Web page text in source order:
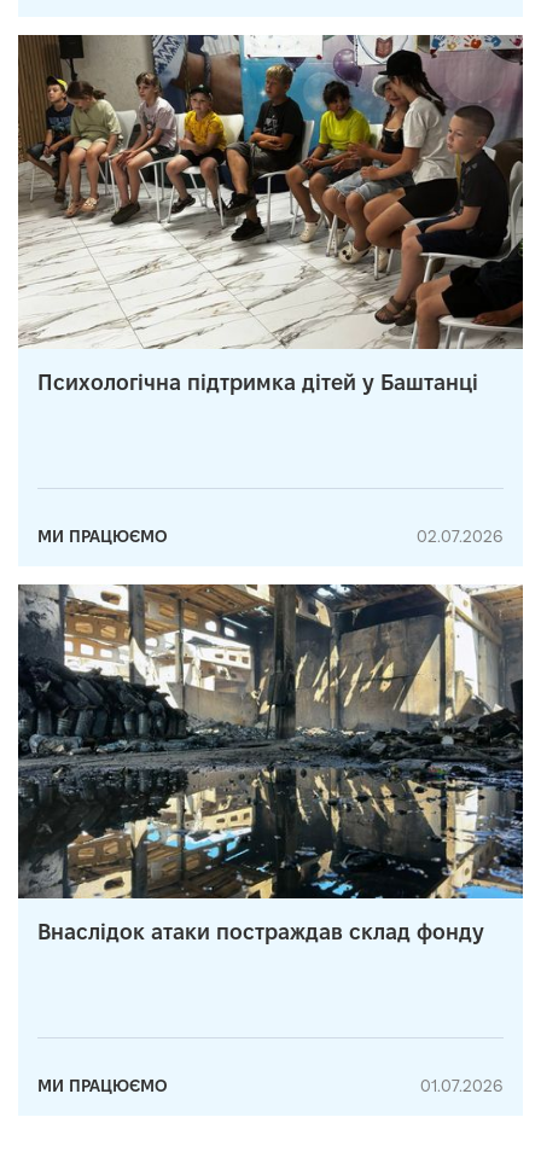
Психологічна підтримка дітей у Баштанці
МИ ПРАЦЮЄМО 02.07.2026
Внаслідок атаки постраждав склад фонду
МИ ПРАЦЮЄМО 01.07.2026